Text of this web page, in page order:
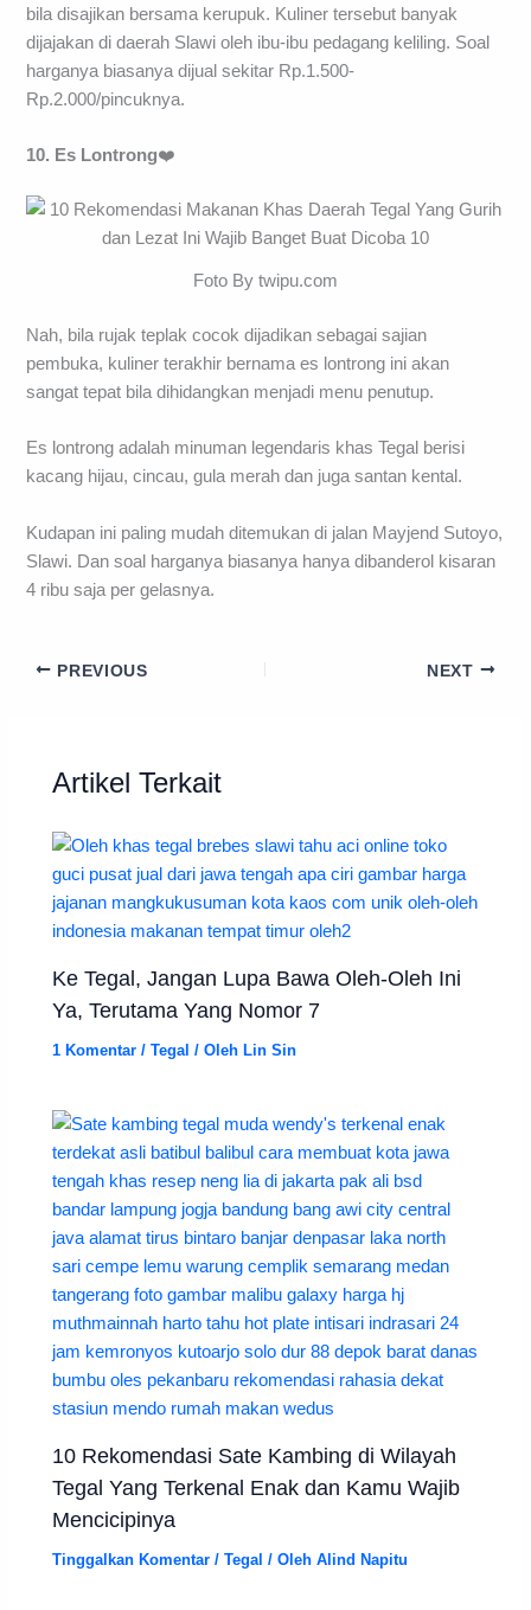
bila disajikan bersama kerupuk. Kuliner tersebut banyak
dijajakan di daerah Slawi oleh ibu-ibu pedagang keliling. Soal
harganya biasanya dijual sekitar Rp.1.500-
Rp.2.000/pincuknya.
10. Es Lontrong❤️
Foto By twipu.com
Nah, bila rujak teplak cocok dijadikan sebagai sajian
pembuka, kuliner terakhir bernama es lontrong ini akan
sangat tepat bila dihidangkan menjadi menu penutup.
Es lontrong adalah minuman legendaris khas Tegal berisi
kacang hijau, cincau, gula merah dan juga santan kental.
Kudapan ini paling mudah ditemukan di jalan Mayjend Sutoyo,
Slawi. Dan soal harganya biasanya hanya dibanderol kisaran
4 ribu saja per gelasnya.
PREVIOUS NEXT
Artikel Terkait
Ke Tegal, Jangan Lupa Bawa Oleh-Oleh Ini
Ya, Terutama Yang Nomor 7
1 Komentar /Tegal / Oleh Lin Sin
10 Rekomendasi Sate Kambing di Wilayah
Tegal Yang Terkenal Enak dan Kamu Wajib
Mencicipinya
Tinggalkan Komentar /Tegal / OlehAlind Napitu